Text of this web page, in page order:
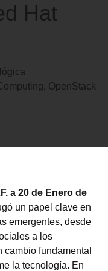
Hat
OpenStack
a 20 de Enero de
un papel clave en
emergentes, desde
a los
fundamental
la tecnología. En